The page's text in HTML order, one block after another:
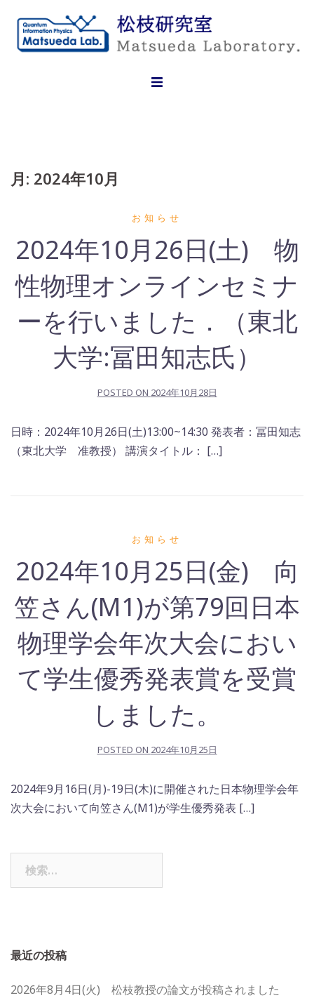
content
月: 2024年10月
お知らせ
2024年10月26日(土) 物
性物理オンラインセミナ
ーを行いました．（東北
大学:冨田知志氏）
POSTED ON 2024年10月28日
日時：2024年10月26日(土)13:00~14:30 発表者：冨田知志
（東北大学 准教授） 講演タイトル： […]
お知らせ
2024年10月25日(金) 向
笠さん(M1)が第79回日本
物理学会年次大会におい
て学生優秀発表賞を受賞
しました。
POSTED ON 2024年10月25日
2024年9月16日(月)-19日(木)に開催された日本物理学会年
次大会において向笠さん(M1)が学生優秀発表 […]
最近の投稿
2026年8月4日(火) 松枝教授の論文が投稿されました